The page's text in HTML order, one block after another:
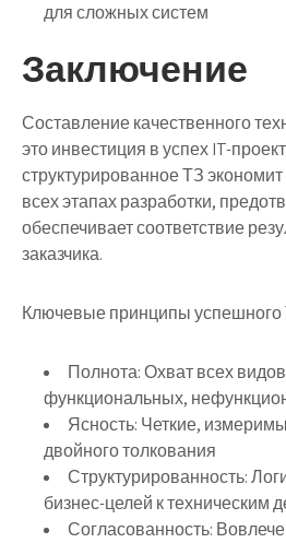
для сложных систем
Заключение
Составление качественного
это инвестиция в успех IT-
структурированное ТЗ
всех этапах разработки,
обеспечивает соответствие
заказчика.
Ключевые принципы успешного
Полнота: Охват всех
функциональных,
Ясность: Четкие,
двойного толкования
Структурированность:
бизнес-целей к техническим
Согласованность: